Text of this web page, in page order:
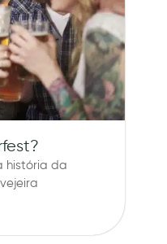
história da